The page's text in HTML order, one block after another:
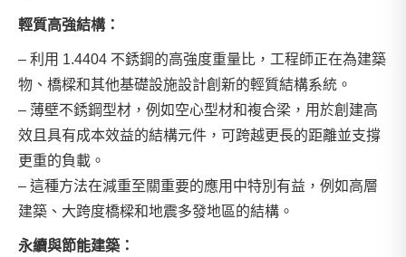
輕質高強結構：
– 利用 1.4404 不銹鋼的高強度重量比，工程師正在為建築
物、橋樑和其他基礎設施設計創新的輕質結構系統。
– 薄壁不銹鋼型材，例如空心型材和複合梁，用於創建高
效且具有成本效益的結構元件，可跨越更長的距離並支撐
更重的負載。
– 這種方法在減重至關重要的應用中特別有益，例如高層
建築、大跨度橋樑和地震多發地區的結構。
永續與節能建築：